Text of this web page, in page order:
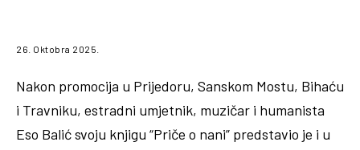
26. Oktobra 2025.
Nakon promocija u Prijedoru, Sanskom Mostu, Bihaću
i Travniku, estradni umjetnik, muzičar i humanista
Eso Balić svoju knjigu “Priče o nani” predstavio je i u